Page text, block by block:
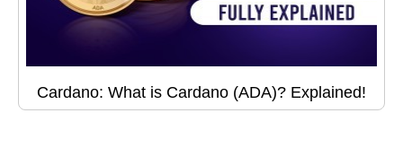
Cardano: What is Cardano (ADA)? Explained!